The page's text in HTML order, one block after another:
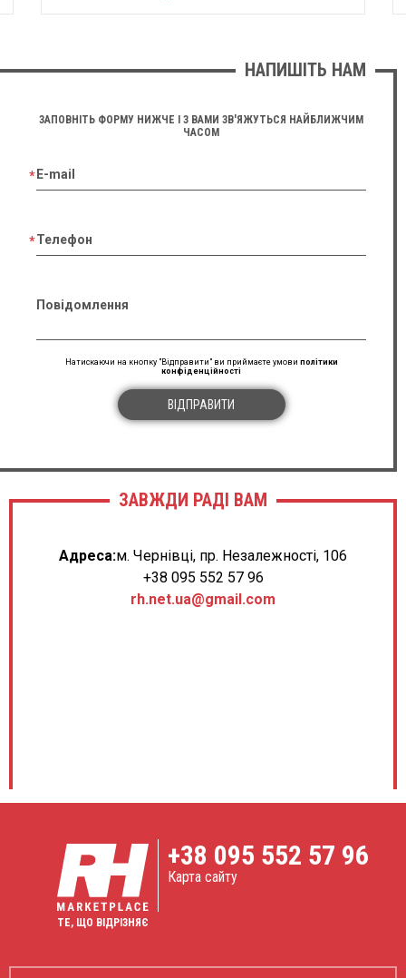
НАПИШІТЬ НАМ
ЗАПОВНІТЬ ФОРМУ НИЖЧЕ І З ВАМИ ЗВ'ЯЖУТЬСЯ НАЙБЛИЖЧИМ
ЧАСОМ
E-mail
Телефон
Повідомлення
Натискаючи на кнопку "Відправити" ви приймаєте умови політики
конфіденційності
ВІДПРАВИТИ
ЗАВЖДИ РАДІ ВАМ
Адреса:м. Чернівці, пр. Незалежності, 106
+38 095 552 57 96
rh.net.ua@gmail.com
ТЕ, ЩО ВІДРІЗНЯЄ
+38 095 552 57 96
Карта сайту